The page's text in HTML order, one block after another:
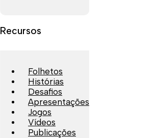
Recursos
Folhetos
Histórias
Desafios
Apresentações
Jogos
Vídeos
Publicações